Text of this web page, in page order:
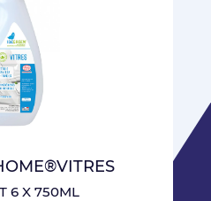
6 X 750ML